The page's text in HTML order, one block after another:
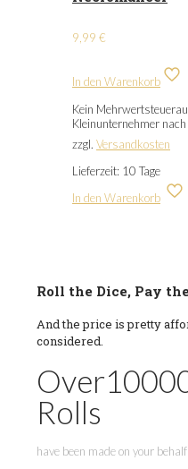
9,99 €
In den Warenkorb
Kein
Kleinunternehmer
zzgl. Versandkosten
Lieferzeit: 10 Tage
In den Warenkorb
Roll the Dice, Pay
And the price is pretty
considered.
Over
Rolls
have been made on your behalf